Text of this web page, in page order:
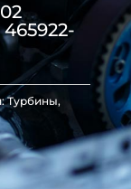
465922-
Турбины,